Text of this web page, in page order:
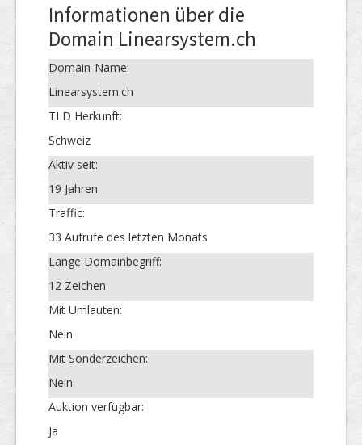
Informationen über die
Domain Linearsystem.ch
Domain-Name:
Linearsystem.ch
TLD Herkunft:
Schweiz
Aktiv seit:
19 Jahren
Traffic:
33 Aufrufe des letzten Monats
Länge Domainbegriff:
12 Zeichen
Mit Umlauten:
Nein
Mit Sonderzeichen:
Nein
Auktion verfügbar:
Ja